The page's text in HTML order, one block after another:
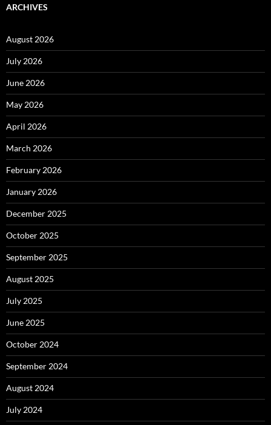
ARCHIVES
August 2026
July 2026
June 2026
May 2026
April 2026
March 2026
February 2026
January 2026
December 2025
October 2025
September 2025
August 2025
July 2025
June 2025
October 2024
September 2024
August 2024
July 2024